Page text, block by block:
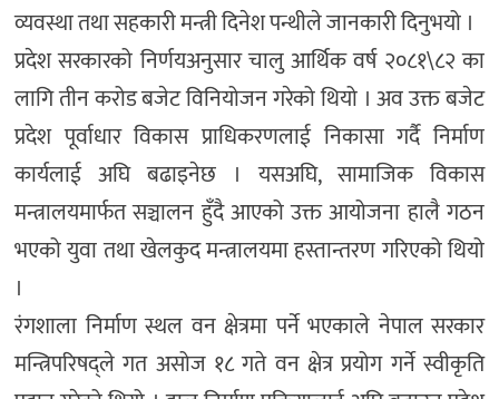
व्यवस्था तथा सहकारी मन्त्री दिनेश पन्थीले जानकारी दिनुभयो ।
प्रदेश सरकारको निर्णयअनुसार चालु आर्थिक वर्ष २०८१\८२ का
लागि तीन करोड बजेट विनियोजन गरेको थियो । अव उक्त बजेट
प्रदेश पूर्वाधार विकास प्राधिकरणलाई निकासा गर्दै निर्माण
कार्यलाई अघि बढाइनेछ । यसअघि, सामाजिक विकास
मन्त्रालयमार्फत सञ्चालन हुँदै आएको उक्त आयोजना हालै गठन
भएको युवा तथा खेलकुद मन्त्रालयमा हस्तान्तरण गरिएको थियो
।
रंगशाला निर्माण स्थल वन क्षेत्रमा पर्ने भएकाले नेपाल सरकार
मन्त्रिपरिषद्ले गत असोज १८ गते वन क्षेत्र प्रयोग गर्ने स्वीकृति